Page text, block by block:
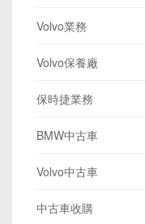
Volvo業務
Volvo保養廠
保時捷業務
BMW中古車
Volvo中古車
中古車收購